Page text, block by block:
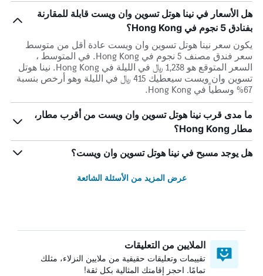
هل الأسعار في نينا هوتل تسوين وان ويست قابلة للمقارنة
بفنادق 5 نجوم في Hong Kong؟
يكون سعر نينا هوتل تسوين وان ويست عادة أقل من متوسط ​​
سعر فندق مصنف 5 نجوم في Hong Kong. في المتوسط ،
السعر المتوقع هو 1,238 ﷼ في الليلة في Hong Kong. نينا هوتل
تسوين وان ويست سيعطيك 415 ﷼ في الليلة وهو أرخص بنسبة
67% وسطياً في Hong Kong.
ما مدى قرب نينا هوتل تسوين وان ويست من أقرب مطار،
مطار Hong Kong؟
هل يوجد مسبح في نينا هوتل تسوين وان ويست؟
عرض المزيد من الأسئلة الشائعة
الملايين من التعليقات
تقييمات وتعليقات حقيقية من ملايين النزلاء، مثلك
تمامًا. احجز إقامتك المثالية بكل ثقة!